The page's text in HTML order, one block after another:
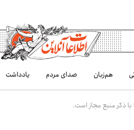
هم‌زبان صدای مردم یادداشت
ذکر منبع مجاز است.